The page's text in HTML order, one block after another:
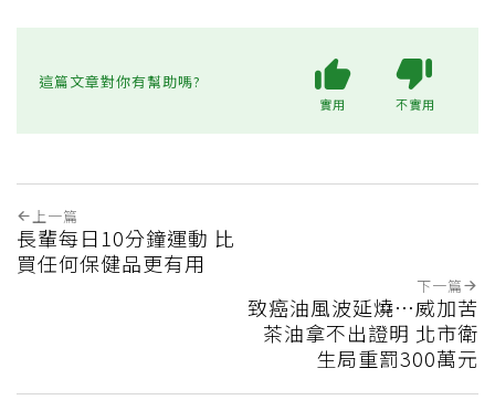
這篇文章對你有幫助嗎?
實用 不實用
上一篇
長輩每日10分鐘運動 比
買任何保健品更有用
下一篇
致癌油風波延燒…威加苦
茶油拿不出證明 北市衛
生局重罰300萬元